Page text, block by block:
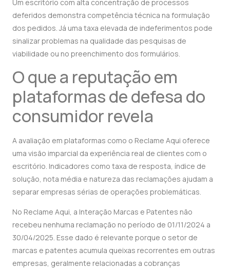
Um escritório com alta concentração de processos
deferidos demonstra competência técnica na formulação
dos pedidos. Já uma taxa elevada de indeferimentos pode
sinalizar problemas na qualidade das pesquisas de
viabilidade ou no preenchimento dos formulários.
O que a reputação em
plataformas de defesa do
consumidor revela
A avaliação em plataformas como o Reclame Aqui oferece
uma visão imparcial da experiência real de clientes com o
escritório. Indicadores como taxa de resposta, índice de
solução, nota média e natureza das reclamações ajudam a
separar empresas sérias de operações problemáticas.
No Reclame Aqui, a Interação Marcas e Patentes não
recebeu nenhuma reclamação no período de 01/11/2024 a
30/04/2025. Esse dado é relevante porque o setor de
marcas e patentes acumula queixas recorrentes em outras
empresas, geralmente relacionadas a cobranças